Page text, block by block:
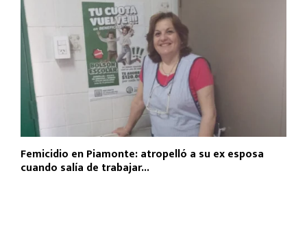
Femicidio en Piamonte: atropelló a su ex esposa
cuando salía de trabajar...